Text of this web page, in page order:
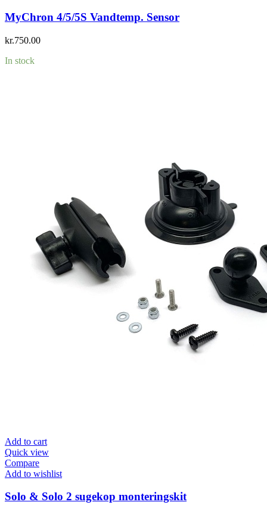
MyChron 4/5/5S Vandtemp. Sensor
kr.750.00
In stock
Add to cart
Quick view
Compare
Add to wishlist
Solo & Solo 2 sugekop monteringskit